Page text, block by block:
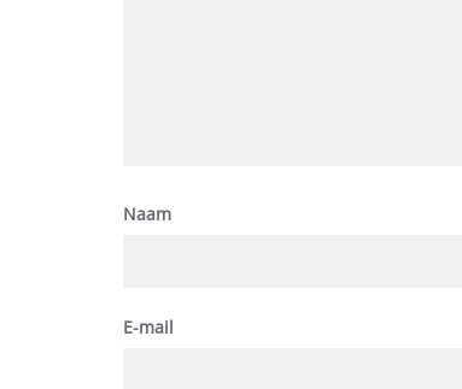
Naam
E-mail